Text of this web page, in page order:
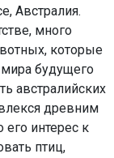
Австралия.
много
которые
будущего
австралийских
древним
его интерес к
птиц,